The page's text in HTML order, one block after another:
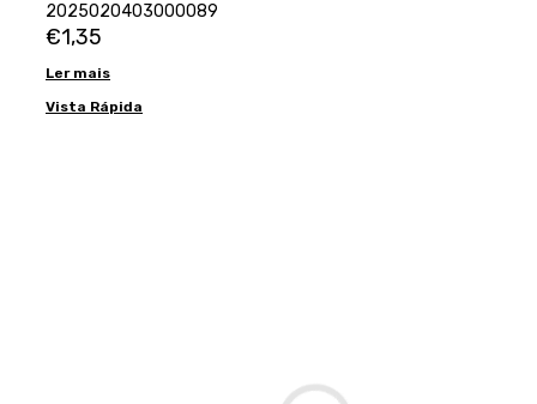
2025020403000089
€1,35
Ler mais
Vista Rápida